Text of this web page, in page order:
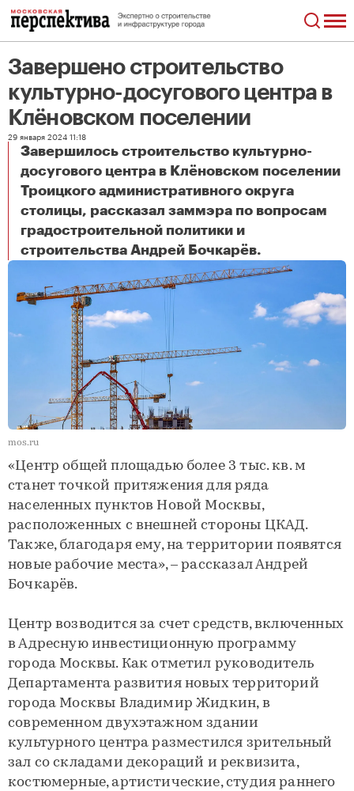
Завершено строительство
культурно-досугового центра в
Клёновском поселении
29 января 2024 11:18
Завершилось строительство культурно-
досугового центра в Клёновском поселении
Троицкого административного округа
столицы, рассказал заммэра по вопросам
градостроительной политики и
строительства Андрей Бочкарёв.
mos.ru
«Центр общей площадью более 3 тыс. кв. м
станет точкой притяжения для ряда
населенных пунктов Новой Москвы,
расположенных с внешней стороны ЦКАД.
Также, благодаря ему, на территории появятся
новые рабочие места», – рассказал Андрей
Бочкарёв.
Центр возводится за счет средств, включенных
в Адресную инвестиционную программу
города Москвы. Как отметил руководитель
Департамента развития новых территорий
города Москвы Владимир Жидкин, в
современном двухэтажном здании
культурного центра разместился зрительный
зал со складами декораций и реквизита,
костюмерные, артистические, студия раннего